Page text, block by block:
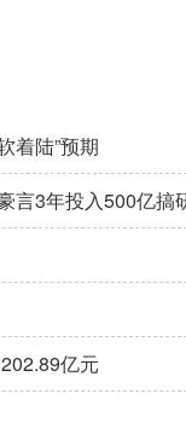
着陆”预期
言3年投入500亿搞
亿元